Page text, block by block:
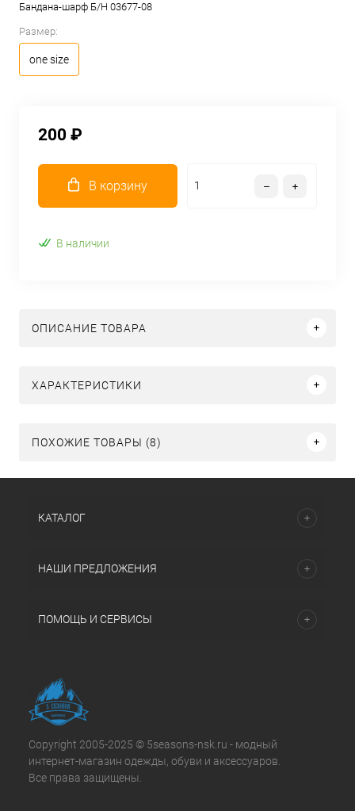
Бандана-шарф Б/Н 03677-08
Размер:
one size
200 ₽
В корзину
В наличии
ОПИСАНИЕ ТОВАРА
ХАРАКТЕРИСТИКИ
ПОХОЖИЕ ТОВАРЫ (8)
КАТАЛОГ
НАШИ ПРЕДЛОЖЕНИЯ
ПОМОЩЬ И СЕРВИСЫ
Copyright 2005-2025 © 5seasons-nsk.ru - модный
интернет-магазин одежды, обуви и аксессуаров.
Все права защищены.